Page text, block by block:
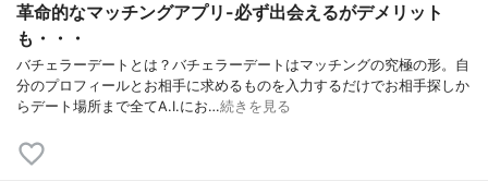
革命的なマッチングアプリ-必ず出会えるがデメリット
も・・・
バチェラーデートとは？バチェラーデートはマッチングの究極の形。自
分のプロフィールとお相手に求めるものを入力するだけでお相手探しか
らデート場所まで全てA.I.にお…続きを見る